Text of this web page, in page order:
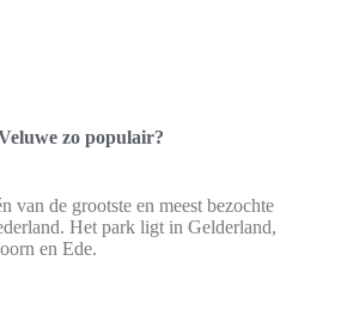
zo populair?
van de grootste en meest bezochte
Het park ligt in Gelderland,
en Ede.